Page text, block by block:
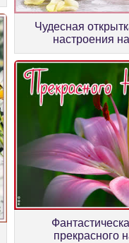
Чудесная
настроения
прекрасного